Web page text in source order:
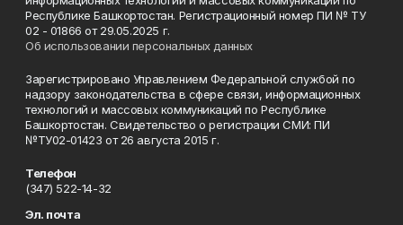
Республике Башкортостан. Регистрационный номер ПИ № ТУ
02 - 01866 от 29.05.2025 г.
Об использовании персональных данных
Зарегистрировано Управлением Федеральной службой по
надзору законодательства в сфере связи, информационных
технологий и массовых коммуникаций по Республике
Башкортостан. Свидетельство о регистрации СМИ: ПИ
№ТУ02-01423 от 26 августа 2015 г.
Телефон
(347) 522-14-32
Эл. почта